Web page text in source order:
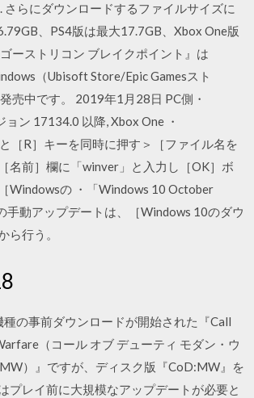
さらにダウンロードするファイルサイズに
、PS4版は最大17.7GB、Xbox One版
ーストリコン ブレイクポイント』は
（Ubisoft Store/Epic Gamesスト
売中です。 2019年1月28日 PC側・
ン 17134.0 以降, Xbox One ・
［R］キーを同時に押す＞［ファイル名を
名前］欄に「winver」と入力し［OK］ボ
Windowsの ・「Windows 10 October
手動アップデートは、［Windows 10のダウ
ら行う。
種の事前ダウンロードが開始された『Call
（コール オブ デューティ モダン・ウ
）』ですが、ディスク版『CoD:MW』を
プレイ前に大規模なアップデートが必要と